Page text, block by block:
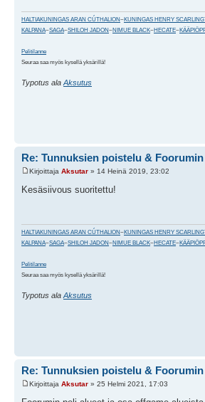
HALTIAKUNINGAS ARAN CÚTHALION ~KUNINGAS HENRY
KALPANA~SAGA~SHILOH JADON ~NIMUE BLACK~HECATE~
Pelitilanne
Seuraa saa myös kysellä yksärillä!
Typotus ala Aksutus
Re: Tunnuksien poistelu &
Kirjoittaja Aksutar » 14 Heinä 2019, 23:02
Kesäsiivous suoritettu!
HALTIAKUNINGAS ARAN CÚTHALION ~KUNINGAS HENRY
KALPANA~SAGA~SHILOH JADON ~NIMUE BLACK~HECATE~
Pelitilanne
Seuraa saa myös kysellä yksärillä!
Typotus ala Aksutus
Re: Tunnuksien poistelu &
Kirjoittaja Aksutar » 25 Helmi 2021, 17:03